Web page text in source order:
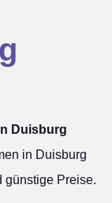
Duisburg
in Duisburg
günstige Preise.